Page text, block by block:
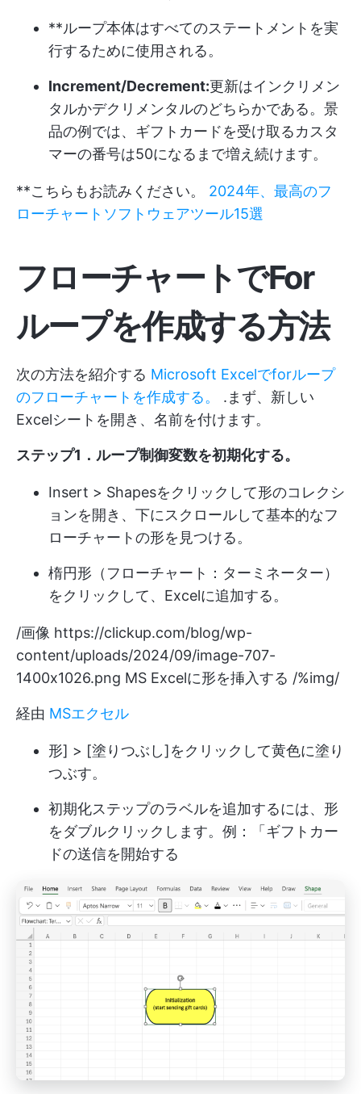
**ループ本体はすべてのステートメントを実
行するために使用される。
Increment/Decrement:更新はインクリメン
タルかデクリメンタルのどちらかである。景
品の例では、ギフトカードを受け取るカスタ
マーの番号は50になるまで増え続けます。
**こちらもお読みください。 2024年、最高のフ
ローチャートソフトウェアツール15選
フローチャートでFor
ループを作成する方法
次の方法を紹介する Microsoft Excelでforループ
のフローチャートを作成する。
.まず、新しい
Excelシートを開き、名前を付けます。
ステップ1．ループ制御変数を初期化する。
Insert > Shapesをクリックして形のコレクシ
ョンを開き、下にスクロールして基本的なフ
ローチャートの形を見つける。
楕円形（フローチャート：ターミネーター）
をクリックして、Excelに追加する。
/画像 https://clickup.com/blog/wp-
content/uploads/2024/09/image-707-
1400x1026.png MS Excelに形を挿入する /%img/
経由 MSエクセル
形] > [塗りつぶし]をクリックして黄色に塗り
つぶす。
初期化ステップのラベルを追加するには、形
をダブルクリックします。例：「ギフトカー
ドの送信を開始する